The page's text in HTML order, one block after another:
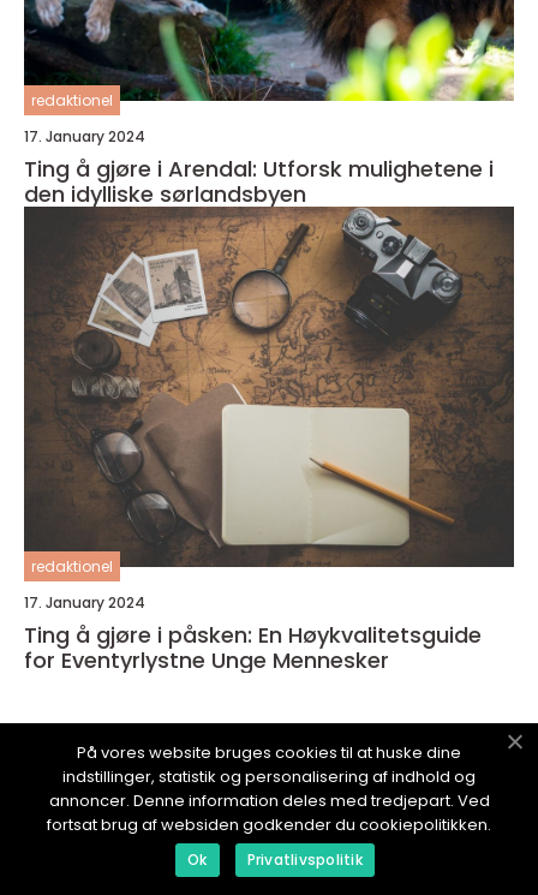
redaktionel
17. January 2024
Ting å gjøre i Arendal: Utforsk mulighetene i
den idylliske sørlandsbyen
redaktionel
17. January 2024
Ting å gjøre i påsken: En Høykvalitetsguide
for Eventyrlystne Unge Mennesker
DINEOPPLEVELSER.no
På vores website bruges cookies til at huske dine
indstillinger, statistik og personalisering af indhold og
annoncer. Denne information deles med tredjepart. Ved
fortsat brug af websiden godkender du cookiepolitikken.
Ok Privatlivspolitik